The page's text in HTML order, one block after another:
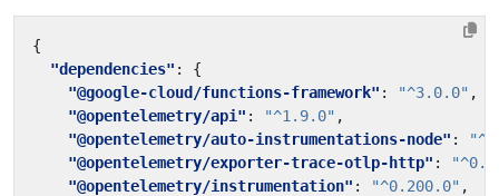
{
"dependencies" :
{
"@google-cloud/functions-framework" : "^3.0.0" ,
"@opentelemetry/api" : "^1.9.0" ,
"@opentelemetry/auto-instrumentations-node" :
"@opentelemetry/exporter-trace-otlp-http" :
"@opentelemetry/instrumentation" : "^0.200.0" ,